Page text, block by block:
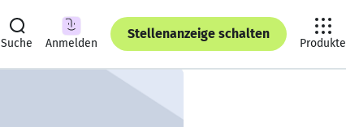
Suche Anmelden
Stellenanzeige schalten
Produkte